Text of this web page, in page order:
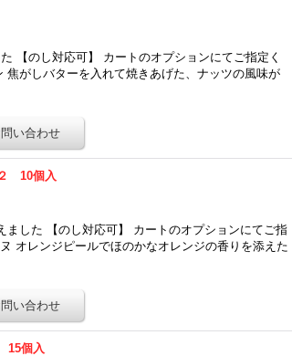
【のし対応可】 カートのオプションにてご指定く
焦がしバターを入れて焼きあげた、ナッツの風味が
10個入
ました 【のし対応可】 カートのオプションにてご指
オレンジピールでほのかなオレンジの香りを添えた
15個入